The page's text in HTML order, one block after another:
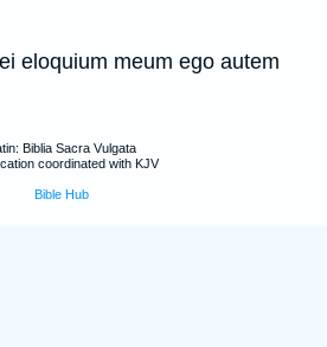
eloquium meum ego autem
Biblia Sacra Vulgata
coordinated with KJV
Bible Hub